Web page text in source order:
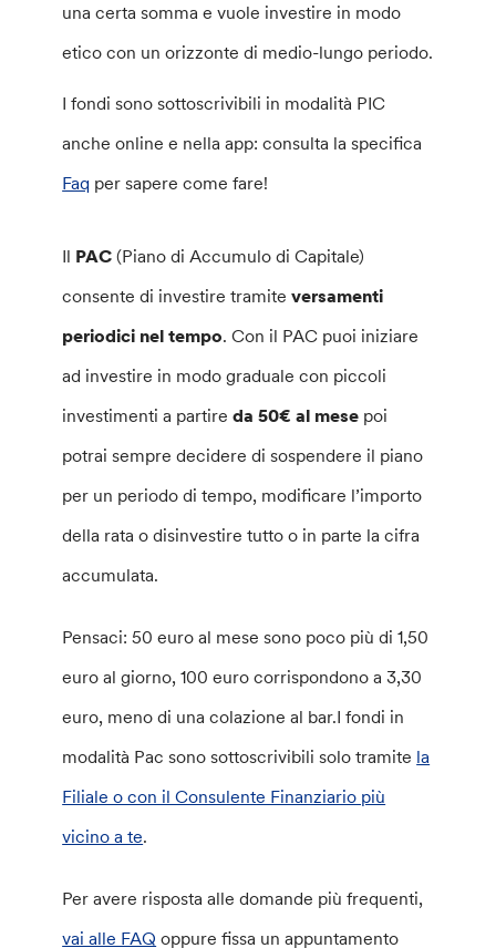
una certa somma e vuole investire in modo
etico con un orizzonte di medio-lungo periodo.
I fondi sono sottoscrivibili in modalità PIC
anche online e nella app: consulta la specifica
Faq per sapere come fare!
Il PAC(Piano di Accumulo di Capitale)
consente di investire tramite versamenti
periodici nel tempo. Con il PAC puoi iniziare
ad investire in modo graduale con piccoli
investimenti a partireda 50€ al mese poi
potrai sempre decidere di sospendere il piano
per un periodo di tempo, modificare l’importo
della rata o disinvestire tutto o in parte la cifra
accumulata.
Pensaci: 50 euro al mese sono poco più di 1,50
euro al giorno, 100 euro corrispondono a 3,30
euro, meno di una colazione al bar.I fondi in
modalità Pac sono sottoscrivibili solo tramite la
Filiale o con il Consulente Finanziario più
vicino a te.
Per avere risposta alle domande più frequenti,
vai alle FAQ oppure fissa un appuntamento